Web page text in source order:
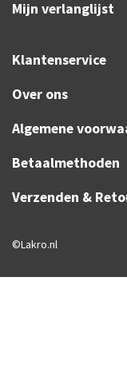
Mijn verlanglijst
Klantenservice
Over ons
Algemene
Betaalmethoden
Verzenden &
©Lakro.nl